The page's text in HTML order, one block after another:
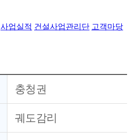
사업실적 건설사업관리단 고객마당
충청권
궤도감리